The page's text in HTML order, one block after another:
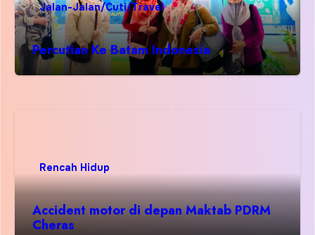
Jalan-Jalan/Cuti/Travel
Percutian Ke Batam Indonesia
Rencah Hidup
Accident motor di depan Maktab PDRM
Cheras